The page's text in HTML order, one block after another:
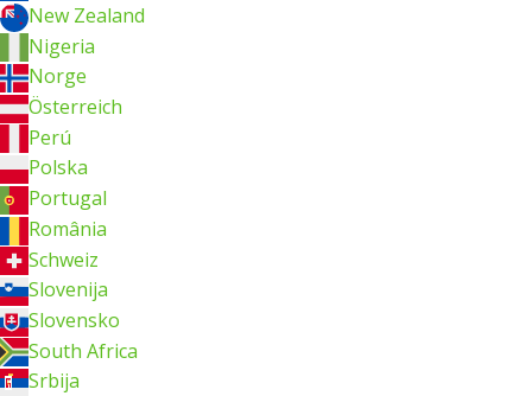
New Zealand
Nigeria
Norge
Österreich
Perú
Polska
Portugal
România
Schweiz
Slovenija
Slovensko
South Africa
Srbija